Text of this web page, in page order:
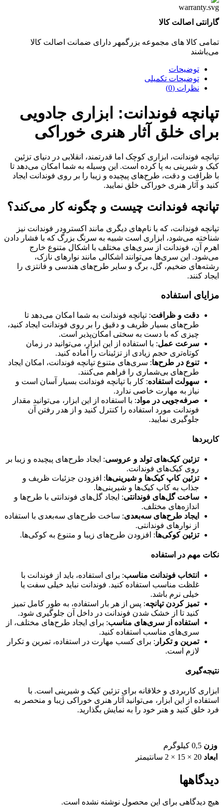
گارانتی اصالت کالا
تمامی کالا های مجموعه بزرگمهر دارای ضمانت اصالت کالا
می‌باشند
توضیحات
توضیحات تکمیلی
نظرات (0)
تپانچه فوندانت: ابزاری جادویی
برای خلق آثار هنری خوراکی
تپانچه فوندانت، ابزاری کوچک اما قدرتمند، انقلابی در دنیای تزئین
کیک و شیرینی به پا کرده است. این وسیله به شما امکان می‌دهد تا
با ظرافت و دقت، طرح‌های پیچیده و زیبا را بر روی فوندانت ایجاد
کنید و آثار هنری خوراکی خلق نمایید.
تپانچه فوندانت چیست و چگونه کار می‌کند؟
تپانچه فوندانت، که با نام‌های دیگری مانند اکسترودر فوندانت نیز
شناخته می‌شود، ابزاری است شبیه به سرنگ بزرگ که با فشار دادن
اهرم آن، فوندانت از سری‌های مختلف با اشکال متنوع خارج
می‌شود. این سری‌ها می‌توانند اشکالی مانند نوارهای نازک،
رشته‌های ضخیم، گل، برگ و سایر طرح‌های هندسی و فانتزی را
ایجاد کنند.
مزایای استفاده
دقت و ظرافت: تپانچه فوندانت به شما امکان می‌دهد تا
طرح‌های بسیار ظریف و دقیق را بر روی فوندانت ایجاد کنید،
چیزی که با دست به سختی امکان‌پذیر است.
سرعت عمل: با استفاده از این ابزار، می‌توانید در زمان
کوتاه‌تری حجم زیادی از تزئینات را آماده کنید.
تنوع در طرح‌ها: سری‌های متنوع تپانچه فوندانت، امکان ایجاد
طرح‌های بی‌شماری را فراهم می‌کنند.
سهولت استفاده: کار با تپانچه فوندانت بسیار آسان است و
نیاز به مهارت خاصی ندارد.
صرفه‌جویی در مواد: با استفاده از این ابزار، می‌توانید مقدار
فوندانت مورد استفاده را کنترل کنید و از هدر رفتن آن
جلوگیری نمایید.
کاربردها
تزئین کیک‌های تولد و عروسی: ایجاد طرح‌های پیچیده و زیبا بر
روی کیک‌های فوندانت.
تزئین کاپ کیک‌ها و شیرینی‌ها: افزودن جزئیات ظریف و
جذاب به کاپ کیک‌ها و شیرینی‌ها.
ساخت گل‌های فوندانتی: ایجاد گل‌های فوندانتی با طرح‌ها و
اندازه‌های مختلف.
ایجاد طرح‌های سه‌بعدی: ساخت طرح‌های سه‌بعدی با استفاده
از نوارهای فوندانتی.
تزئین کوکی‌ها: افزودن طرح‌های زیبا و متنوع به کوکی‌ها.
نکات مهم در استفاده
انتخاب فوندانت مناسب: برای استفاده، باید از فوندانت با
غلظت مناسب استفاده کنید. فوندانت نباید خیلی سفت یا
خیلی نرم باشد.
تمیز کردن تپانچه: پس از هر بار استفاده، به طور کامل تمیز
کنید تا از خشک شدن فوندانت در داخل آن جلوگیری شود.
استفاده از سری‌های مناسب: برای ایجاد طرح‌های مختلف، از
سری‌های مناسب استفاده کنید.
تمرین و تکرار : برای کسب مهارت در استفاده، تمرین و تکرار
لازم است.
نتیجه‌گیری
ابزاری کاربردی و خلاقانه برای تزئین کیک و شیرینی است. با
استفاده از این ابزار، می‌توانید آثار هنری خوراکی زیبا و منحصر به
فرد خلق کنید و هنر خود را به نمایش بگذارید.
وزن 0,5 کیلوگرم
ابعاد 20 × 15 × 2 سانتیمتر
دیدگاهها
هیچ دیدگاهی برای این محصول نوشته نشده است.